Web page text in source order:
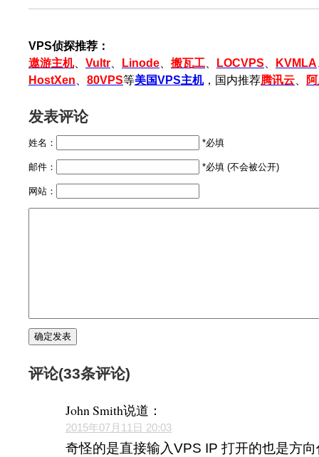
VPS侦探推荐：
遨游主机、 Vultr Linode 搬瓦工 LOCVPS KVMLA
HostXen
80VPS等美国VPS主机，国内推荐腾讯云
发表评论
姓名： *必填
邮件： *必填 (不会被公开)
网站：
评论(33条评论)
John Smith说道：
2015年07月11日 20:03
奇怪的是直接输入VPS IP 打开的也是方